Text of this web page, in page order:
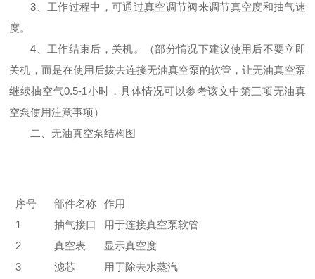
3、工作过程中，可通过真空调节阀来调节真空度和抽气速
度。
4
工作结束后，关机。 （部分惰况下建议使用后不要立即
关机，而是在使用后拔去连接无油真空泵的软管，让无油真空泵
继续抽空气0.5-1小时，具体情况可以参考该文中第三项无油真
空泵使用注意事项）
二、无油真空泵结构图
序号 部件名称
作用
1
抽气接口
用于连接真空泵软管
2
真空表
显示真空度
3
滤芯
用于除去水蒸汽